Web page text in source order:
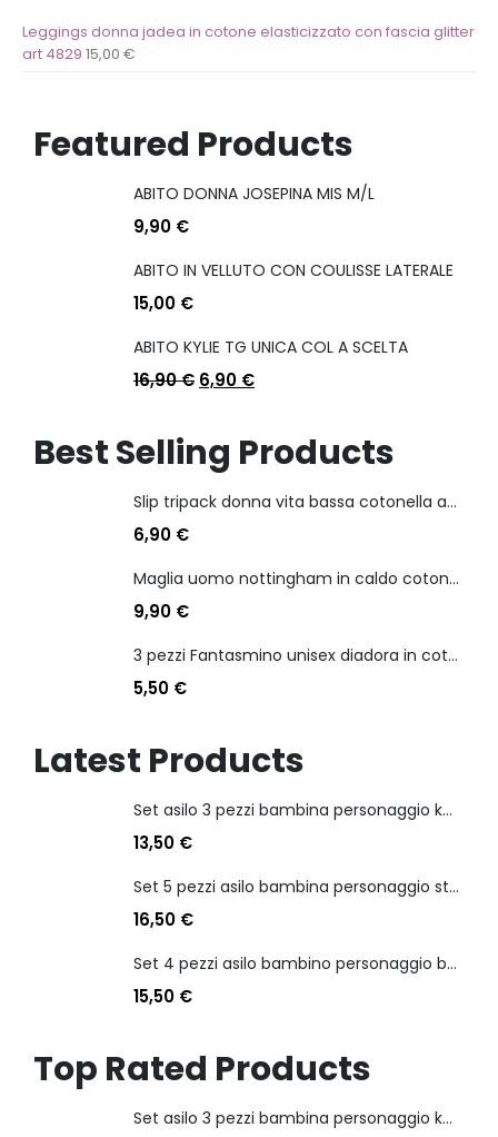
Leggings donna jadea in cotone elasticizzato con fascia glitter
art 4829 15,00 €
Featured Products
ABITO DONNA JOSEPINA MIS M/L
9,90 €
ABITO IN VELLUTO CON COULISSE LATERALE
15,00 €
ABITO KYLIE TG UNICA COL A SCELTA
16,90€ 6,90 €
Best Selling Products
Slip tripack donna vita bassa cotonella art 3165 in cotone elasticizzato
6,90 €
Maglia uomo nottingham in caldo cotone scollo a v manica lunga
9,90 €
3 pezzi Fantasmino unisex diadora in cotone mercerizzato tg dalla 35 alla 46
5,50 €
Latest Products
Set asilo 3 pezzi bambina personaggio kuromi
13,50 €
Set 5 pezzi asilo bambina personaggio stitch angel
16,50 €
Set 4 pezzi asilo bambino personaggio batman
15,50 €
Top Rated Products
Set asilo 3 pezzi bambina personaggio kuromi